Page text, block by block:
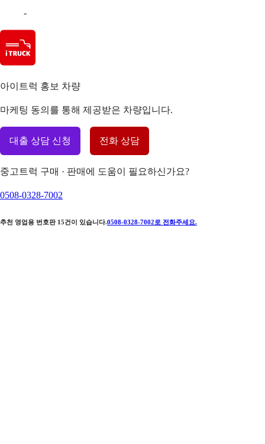
-
아이트럭 홍보 차량
마케팅 동의를 통해 제공받은 차량입니다.
대출 상담 신청 전화 상담
중고트럭 구매 · 판매에 도움이 필요하신가요?
0508-0328-7002
추천 영업용 번호판 15건이 있습니다.0508-0328-7002 로 전화주세요.